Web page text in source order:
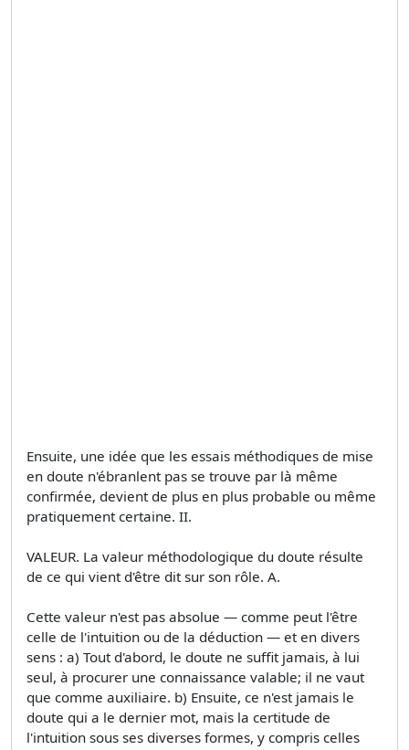
Ensuite, une idée que les essais méthodiques de mise
en doute n'ébranlent pas se trouve par là même
confirmée, devient de plus en plus probable ou même
pratiquement certaine. II.
VALEUR. La valeur méthodologique du doute résulte
de ce qui vient d'être dit sur son rôle. A.
Cette valeur n'est pas absolue — comme peut l'être
celle de l'intuition ou de la déduction — et en divers
sens : a) Tout d'abord, le doute ne suffit jamais, à lui
seul, à procurer une connaissance valable; il ne vaut
que comme auxiliaire. b) Ensuite, ce n'est jamais le
doute qui a le dernier mot, mais la certitude de
l'intuition sous ses diverses formes, y compris celles